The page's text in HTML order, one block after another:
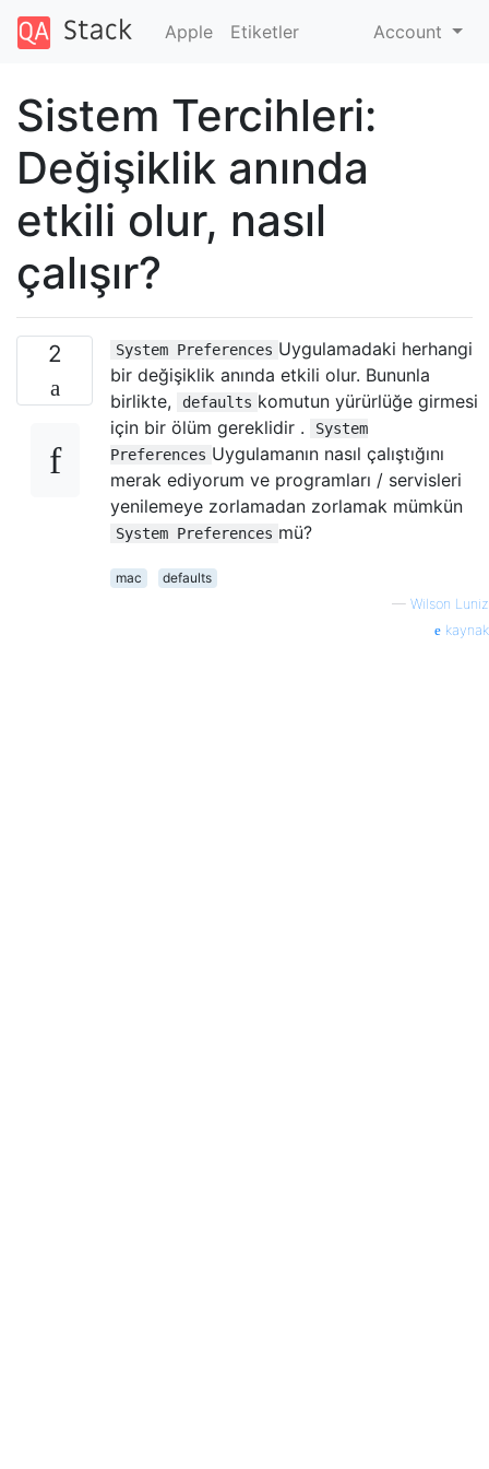
Apple Etiketler Account
Sistem Tercihleri:
Değişiklik anında
etkili olur, nasıl
çalışır?
2 System Preferences Uygulamadaki herhangi
bir değişiklik anında etkili olur. Bununla
birlikte,
defaults komutun yürürlüğe girmesi
için bir ölüm gereklidir .
System
Preferences Uygulamanın nasıl çalıştığını
merak ediyorum ve programları / servisleri
yenilemeye zorlamadan zorlamak mümkün
System Preferences mü?
mac
defaults
— Wilson Luniz
kaynak